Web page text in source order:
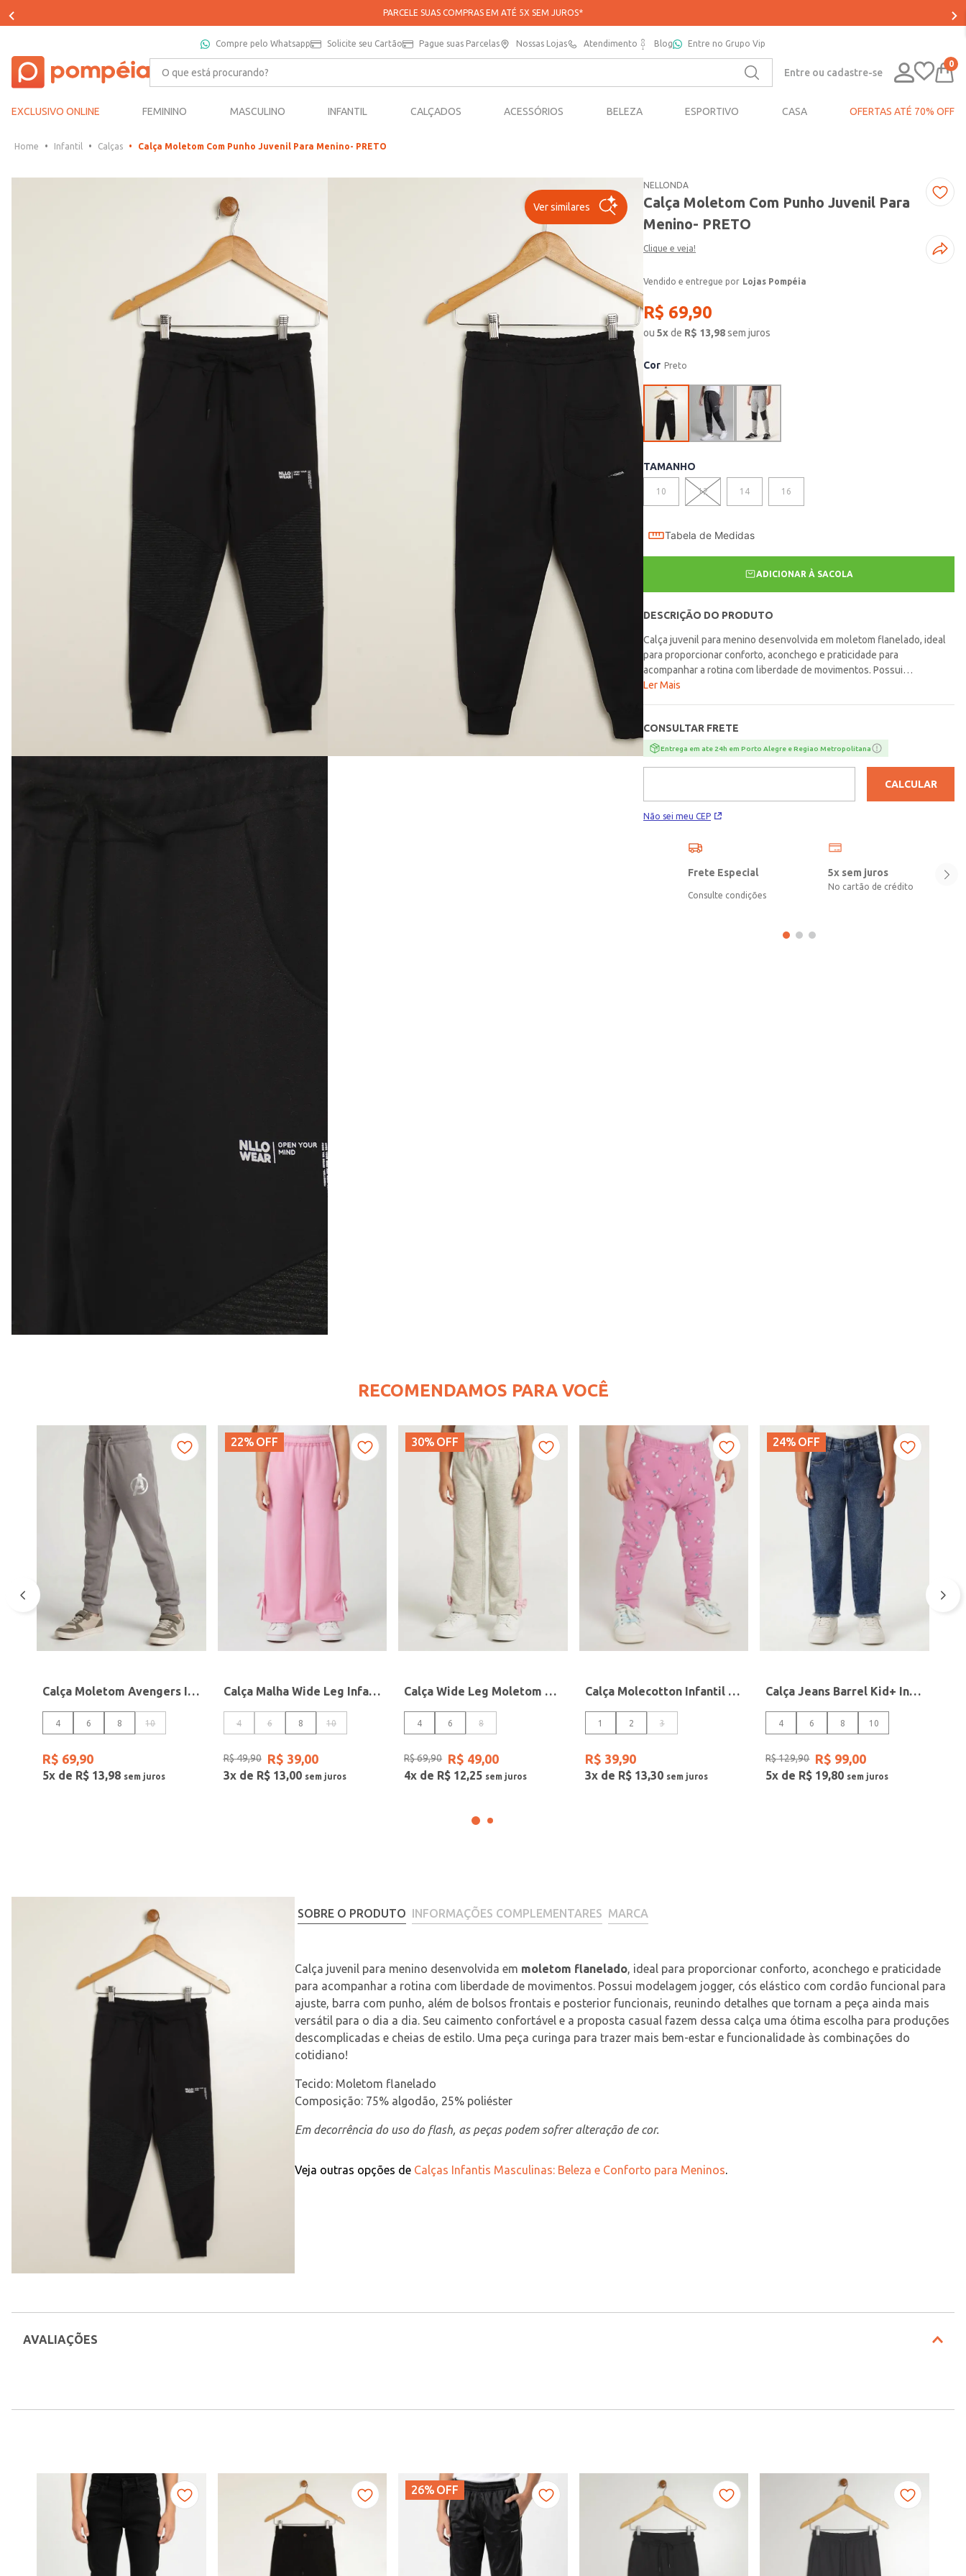
APROVEITE 20% OFF NA SUA PRIMEIRA COMPRA NO APP*
Compre pelo Whatsapp Solicite seu Cartão Pague suas Parcelas Nossas Lojas Atendimento Blog Entre no Grupo Vip
O que está procurando?
Entre ou cadastre-se
0
EXCLUSIVO ONLINE FEMININO MASCULINO INFANTIL CALÇADOS ACESSÓRIOS BELEZA ESPORTIVO CASA OFERTAS ATÉ 70% OFF
Infantil Calças Calça Moletom Com Punho Juvenil Para Menino- PRETO
Ver similares
NELLONDA
Calça Moletom Com Punho Juvenil Para
Menino- PRETO
Clique e veja!
Lojas Pompéia
R$ 69,90
ou5xde R$ 13,98sem juros
Cor Preto
TAMANHO
10 12 14 16
Tabela de Medidas
ADICIONAR À SACOLA
DESCRIÇÃO DO PRODUTO
Calça juvenil para menino desenvolvida em moletom flanelado, ideal
para proporcionar conforto, aconchego e praticidade para
acompanhar a rotina com liberdade de movimentos. Possui
modelagem jogger, cós elástico com cordão funcional para ajuste,
dia. Seu caimento confortável e a proposta casual fazem dessa calça
uma ótima escolha para produções descomplicadas e cheias de estilo.
Uma peça curinga para trazer mais bem-estar e funcionalidade às
Ler Mais
CONSULTAR FRETE
Entrega em ate 24h em Porto Alegre e Regiao Metropolitana
Não sei meu CEP
CALCULAR
Frete Especial
Consulte condições
5x sem juros
No cartão de crédito
RECOMENDAMOS PARA VOCÊ
Calça Moletom Avengers Infantil Para Menino- CINZA
4 6 8 10
R$ 69,90
5x de R$ 13,98
22% OFF
Calça Malha Wide Leg Infantil Para Menina - ROSA
4 6 8 10
R$49,90 R$ 39,00
3x de R$ 13,00
30% OFF
Calça Wide Leg Moletom Kid+ Juvenil Para Menina - MESCLA
4 6 8
R$69,90 R$ 49,00
4x de R$ 12,25
Calça Molecotton Infantil Para Menina - ROSA
1 2 3
R$ 39,90
3x de R$ 13,30
24% OFF
Calça Jeans Barrel Kid+ Infantil Para Menina- AZUL
4 6 8 10
R$129,90 R$ 99,00
5x de R$ 19,80
SOBRE O PRODUTO INFORMAÇÕES COMPLEMENTARES MARCA
Calça juvenil para menino desenvolvida em moletom flanelado, ideal para proporcionar conforto, aconchego e praticidade
para acompanhar a rotina com liberdade de movimentos. Possui modelagem jogger, cós elástico com cordão funcional para
ajuste, barra com punho, além de bolsos frontais e posterior funcionais, reunindo detalhes que tornam a peça ainda mais
versátil para o dia a dia. Seu caimento confortável e a proposta casual fazem dessa calça uma ótima escolha para produções
descomplicadas e cheias de estilo. Uma peça curinga para trazer mais bem-estar e funcionalidade às combinações do
cotidiano!
Tecido: Moletom flanelado
Composição: 75% algodão, 25% poliéster
Em decorrência do uso do flash, as peças podem sofrer alteração de cor.
Veja outras opções de Calças Infantis Masculinas: Beleza e Conforto para Meninos.
AVALIAÇÕES
26% OFF